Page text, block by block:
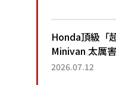
運動化「底盤
備專屬豪華...
Honda頂級「
Minivan 太厲
「真皮座椅」
2026.07.12